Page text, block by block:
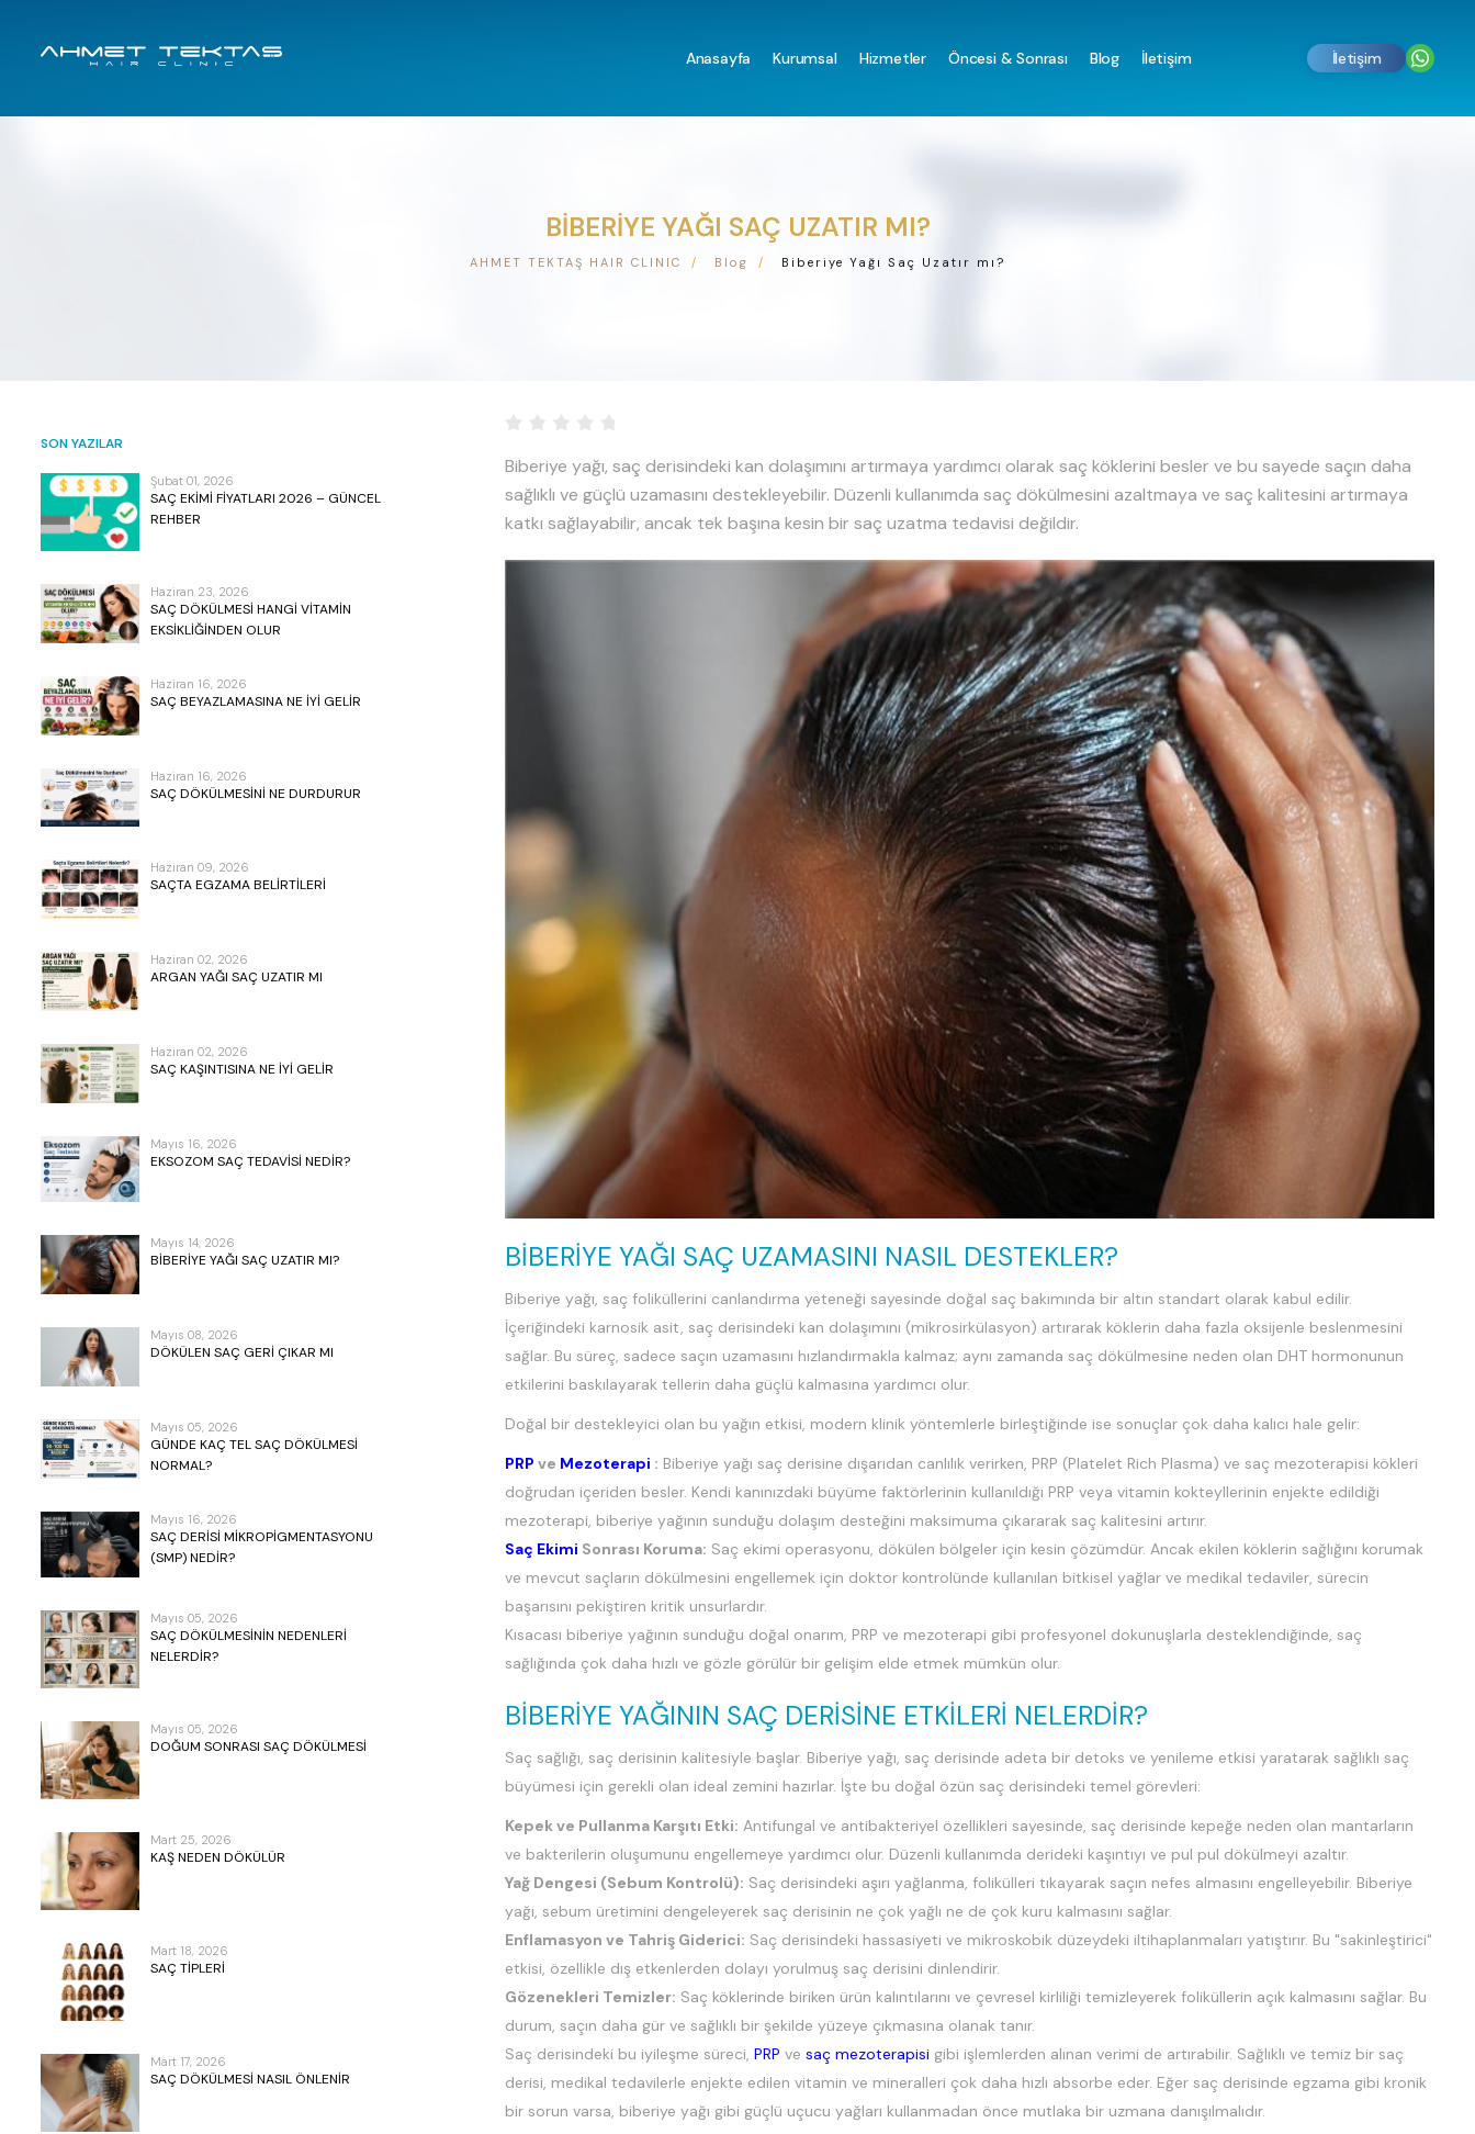
Anasayfa Kurumsal Hizmetler Öncesi & Sonrası Blog İletişim İletişim
BIBERIYE YAĞI SAÇ UZATIR MI?
AHMET TEKTAŞ HAIR CLINIC Blog Biberiye Yağı Saç Uzatır mı?
SON YAZILAR
Şubat 01, 2026
SAÇ EKIMI FIYATLARI 2026 – GÜNCEL
REHBER
Haziran 23, 2026
SAÇ DÖKÜLMESI HANGI VITAMIN
EKSIKLIĞINDEN OLUR
Haziran 16, 2026
SAÇ BEYAZLAMASINA NE İYI GELIR
Haziran 16, 2026
SAÇ DÖKÜLMESINI NE DURDURUR
Haziran 09, 2026
SAÇTA EGZAMA BELIRTILERI
Haziran 02, 2026
ARGAN YAĞI SAÇ UZATIR MI
Haziran 02, 2026
SAÇ KAŞINTISINA NE İYI GELIR
Mayıs 16, 2026
EKSOZOM SAÇ TEDAVISI NEDIR?
Mayıs 14, 2026
BIBERIYE YAĞI SAÇ UZATIR MI?
Mayıs 08, 2026
DÖKÜLEN SAÇ GERI ÇIKAR MI
Mayıs 05, 2026
GÜNDE KAÇ TEL SAÇ DÖKÜLMESI
NORMAL?
Mayıs 16, 2026
SAÇ DERISI MIKROPIGMENTASYONU
(SMP) NEDIR?
Mayıs 05, 2026
SAÇ DÖKÜLMESININ NEDENLERI
NELERDIR?
Mayıs 05, 2026
DOĞUM SONRASI SAÇ DÖKÜLMESI
Mart 25, 2026
KAŞ NEDEN DÖKÜLÜR
Mart 18, 2026
SAÇ TIPLERI
Mart 17, 2026
SAÇ DÖKÜLMESI NASIL ÖNLENIR
Biberiye yağı, saç derisindeki kan dolaşımını artırmaya yardımcı olarak saç köklerini besler ve bu sayede saçın daha
sağlıklı ve güçlü uzamasını destekleyebilir. Düzenli kullanımda saç dökülmesini azaltmaya ve saç kalitesini artırmaya
katkı sağlayabilir, ancak tek başına kesin bir saç uzatma tedavisi değildir.
BIBERIYE YAĞI SAÇ UZAMASINI NASIL DESTEKLER?
Biberiye yağı, saç foliküllerini canlandırma yeteneği sayesinde doğal saç bakımında bir altın standart olarak kabul edilir.
İçeriğindeki karnosik asit, saç derisindeki kan dolaşımını (mikrosirkülasyon) artırarak köklerin daha fazla oksijenle beslenmesini
sağlar. Bu süreç, sadece saçın uzamasını hızlandırmakla kalmaz; aynı zamanda saç dökülmesine neden olan DHT hormonunun
etkilerini baskılayarak tellerin daha güçlü kalmasına yardımcı olur.
Doğal bir destekleyici olan bu yağın etkisi, modern klinik yöntemlerle birleştiğinde ise sonuçlar çok daha kalıcı hale gelir:
PRP ve Mezoterapi : Biberiye yağı saç derisine dışarıdan canlılık verirken, PRP (Platelet Rich Plasma) ve saç mezoterapisi kökleri
doğrudan içeriden besler. Kendi kanınızdaki büyüme faktörlerinin kullanıldığı PRP veya vitamin kokteyllerinin enjekte edildiği
mezoterapi, biberiye yağının sunduğu dolaşım desteğini maksimuma çıkararak saç kalitesini artırır.
Saç Ekimi Sonrası Koruma: Saç ekimi operasyonu, dökülen bölgeler için kesin çözümdür. Ancak ekilen köklerin sağlığını korumak
ve mevcut saçların dökülmesini engellemek için doktor kontrolünde kullanılan bitkisel yağlar ve medikal tedaviler, sürecin
başarısını pekiştiren kritik unsurlardır.
Kısacası biberiye yağının sunduğu doğal onarım, PRP ve mezoterapi gibi profesyonel dokunuşlarla desteklendiğinde, saç
sağlığında çok daha hızlı ve gözle görülür bir gelişim elde etmek mümkün olur.
BIBERIYE YAĞININ SAÇ DERISINE ETKILERI NELERDIR?
Saç sağlığı, saç derisinin kalitesiyle başlar. Biberiye yağı, saç derisinde adeta bir detoks ve yenileme etkisi yaratarak sağlıklı saç
büyümesi için gerekli olan ideal zemini hazırlar. İşte bu doğal özün saç derisindeki temel görevleri:
Kepek ve Pullanma Karşıtı Etki: Antifungal ve antibakteriyel özellikleri sayesinde, saç derisinde kepeğe neden olan mantarların
ve bakterilerin oluşumunu engellemeye yardımcı olur. Düzenli kullanımda derideki kaşıntıyı ve pul pul dökülmeyi azaltır.
Yağ Dengesi (Sebum Kontrolü): Saç derisindeki aşırı yağlanma, folikülleri tıkayarak saçın nefes almasını engelleyebilir. Biberiye
yağı, sebum üretimini dengeleyerek saç derisinin ne çok yağlı ne de çok kuru kalmasını sağlar.
Enflamasyon ve Tahriş Giderici: Saç derisindeki hassasiyeti ve mikroskobik düzeydeki iltihaplanmaları yatıştırır. Bu "sakinleştirici"
etkisi, özellikle dış etkenlerden dolayı yorulmuş saç derisini dinlendirir.
Gözenekleri Temizler: Saç köklerinde biriken ürün kalıntılarını ve çevresel kirliliği temizleyerek foliküllerin açık kalmasını sağlar. Bu
durum, saçın daha gür ve sağlıklı bir şekilde yüzeye çıkmasına olanak tanır.
Saç derisindeki bu iyileşme süreci,PRP vesaç mezoterapisi gibi işlemlerden alınan verimi de artırabilir. Sağlıklı ve temiz bir saç
derisi, medikal tedavilerle enjekte edilen vitamin ve mineralleri çok daha hızlı absorbe eder. Eğer saç derisinde egzama gibi kronik
bir sorun varsa, biberiye yağı gibi güçlü uçucu yağları kullanmadan önce mutlaka bir uzmana danışılmalıdır.